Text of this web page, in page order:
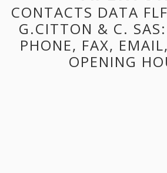
CONTACTS DATA
G.CITTON & C.
PHONE, FAX,
OPENING